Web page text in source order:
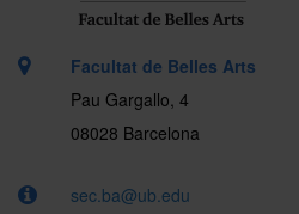
Facultat de Belles Arts
Pau Gargallo, 4
08028 Barcelona
sec.ba@ub.edu